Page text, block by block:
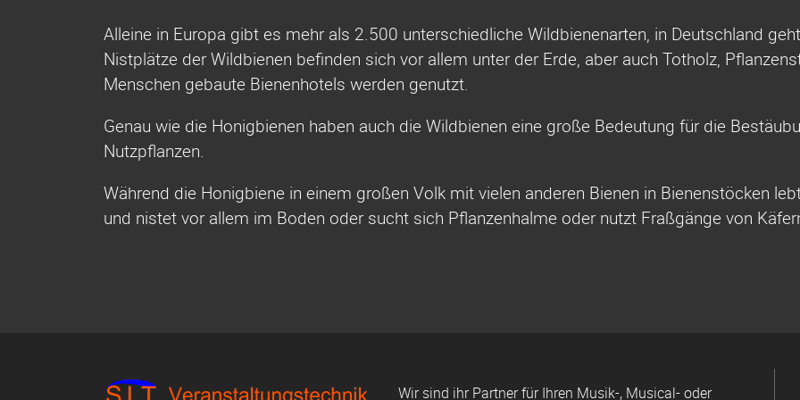
Alleine in Europa gibt es mehr als 2.500 unterschiedliche Wildbienenarten, in Deutschland
Nistplätze der Wildbienen befinden sich vor allem unter der Erde, aber auch Totholz,
Menschen gebaute Bienenhotels werden genutzt.
Genau wie die Honigbienen haben auch die Wildbienen eine große Bedeutung für die
Nutzpflanzen.
Während die Honigbiene in einem großen Volk mit vielen anderen Bienen in Bienenstöcken
und nistet vor allem im Boden oder sucht sich Pflanzenhalme oder nutzt Fraßgänge von
Wir sind ihr Partner für Ihren Musik-, Musical- oder